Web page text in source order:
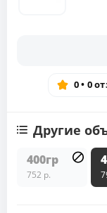
0 • 0
Другие
400гр
752 р.